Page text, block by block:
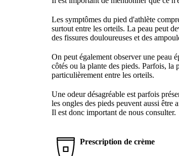
Les symptômes du pied d'athlète
surtout entre les orteils. La peau peut
des fissures douloureuses et des
On peut également observer une peau
côtés ou la plante des pieds. Parfois, la
particulièrement entre les orteils.
Une odeur désagréable est parfois
les ongles des pieds peuvent aussi être
Il est donc important de nous consulter.
Prescription de crème